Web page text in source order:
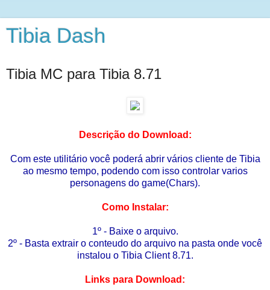
Tibia Dash
Tibia MC para Tibia 8.71
Descrição do Download:
Com este utilitário você poderá abrir vários cliente de Tibia
ao mesmo tempo, podendo com isso controlar varios
personagens do game(Chars).
Como Instalar:
1º - Baixe o arquivo.
2º - Basta extrair o conteudo do arquivo na pasta onde você
instalou o Tibia Client 8.71.
Links para Download: